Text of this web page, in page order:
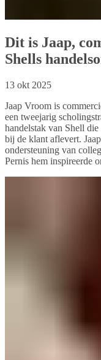
Dit is Jaap,
Shells
13 okt 2025
Jaap Vroom is
een tweejarig
handelstak van Shell
bij de klant aflevert.
ondersteuning van
Pernis hem inspireerde